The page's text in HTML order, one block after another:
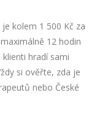
kolem 1 500 Kč za
12 hodin
hradí sami
si ověřte, zda je
nebo České